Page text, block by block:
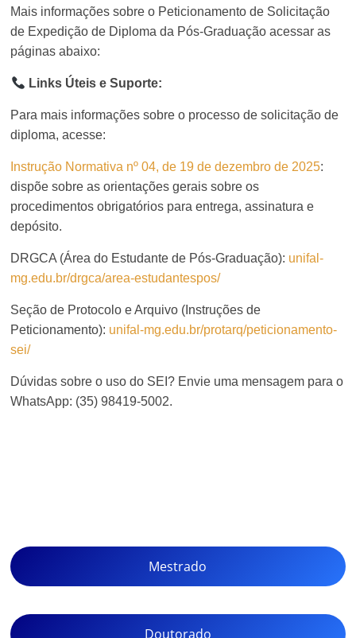
Mais informações sobre o Peticionamento de Solicitação
de Expedição de Diploma da Pós-Graduação acessar as
páginas abaixo:
Links Úteis e Suporte:
Para mais informações sobre o processo de solicitação de
diploma, acesse:
Instrução Normativa nº 04, de 19 de dezembro de 2025:
dispõe sobre as orientações gerais sobre os
procedimentos obrigatórios para entrega, assinatura e
depósito.
DRGCA (Área do Estudante de Pós-Graduação): unifal-
mg.edu.br/drgca/area-estudantespos/
Seção de Protocolo e Arquivo (Instruções de
Peticionamento): unifal-mg.edu.br/protarq/peticionamento-
sei/
Dúvidas sobre o uso do SEI? Envie uma mensagem para o
WhatsApp: (35) 98419-5002.
Mestrado
Doutorado